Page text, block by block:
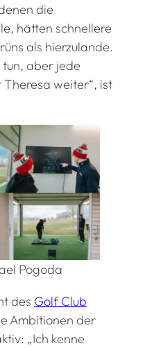
die
hätten schnellere
als hierzulande.
tun, aber jede
weiter“, ist
Pogoda
des Golf Club
Ambitionen der
„Ich kenne